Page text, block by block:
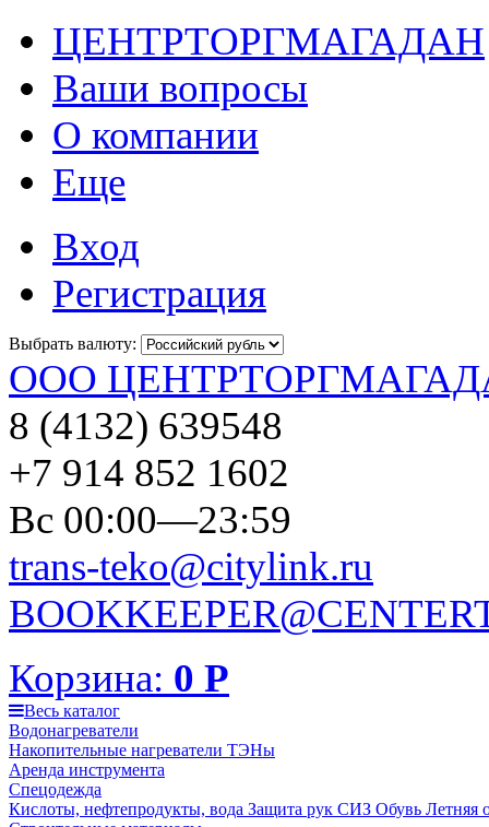
ЦЕНТРТОРГМАГАДАН
Ваши вопросы
О компании
Еще
Вход
Регистрация
Выбрать валюту:
ООО
8 (4132) 639548
+7 914 852 1602
Вс 00:00—23:59
trans-teko@citylink.ru
Корзина: 0 Р
Весь каталог
Водонагреватели
Накопительные нагреватели ТЭНы
Аренда инструмента
Спецодежда
Кислоты, нефтепродукты, вода Защита рук СИЗ Обувь Летняя